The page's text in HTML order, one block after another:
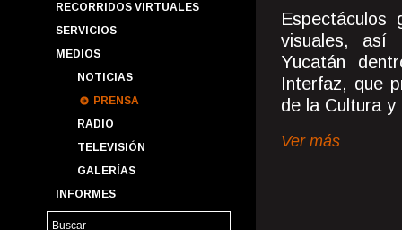
RECORRIDOS VIRTUALES
SERVICIOS
MEDIOS
NOTICIAS
PRENSA
RADIO
TELEVISIÓN
GALERÍAS
INFORMES
visuales, así
Yucatán
Interfaz, que
de la Cultura
Ver más